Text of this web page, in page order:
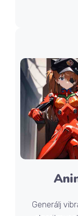
Generálj